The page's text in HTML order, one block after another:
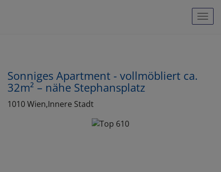
Sonniges Apartment - vollmöbliert ca.
32m² – nähe Stephansplatz
1010 Wien,Innere Stadt